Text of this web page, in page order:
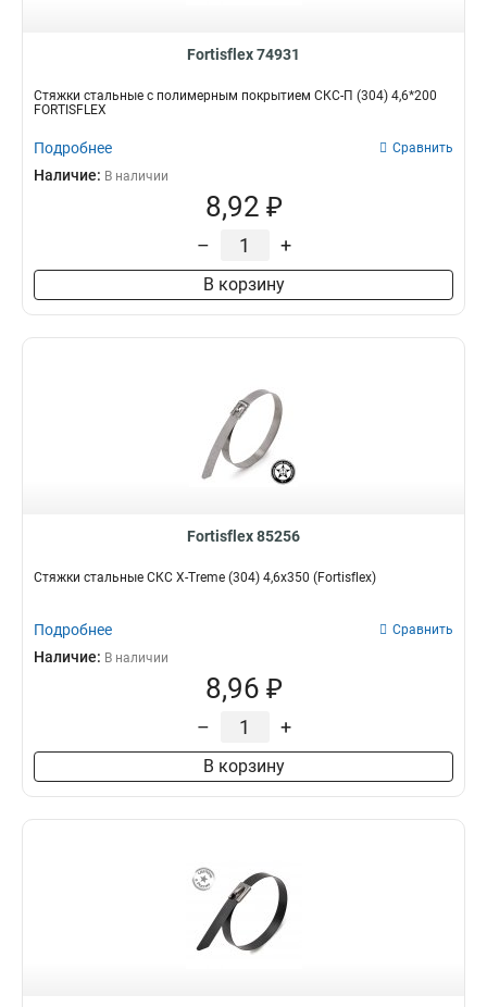
Fortisflex 74931
Стяжки стальные с полимерным покрытием СКС-П (304) 4,6*200
FORTISFLEX
Подробнее Сравнить
Наличие: В наличии
8,92 ₽
– +
В корзину
Fortisflex 85256
Стяжки стальные СКС X-Treme (304) 4,6х350 (Fortisflex)
Подробнее Сравнить
Наличие: В наличии
8,96 ₽
– +
В корзину